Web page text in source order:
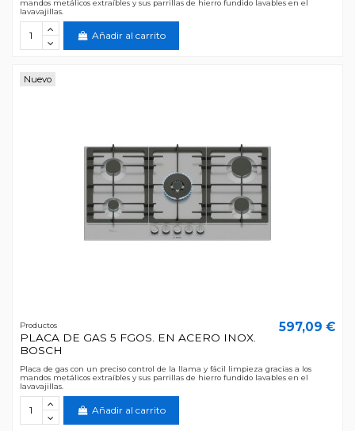
mandos metálicos extraíbles y sus parrillas de hierro fundido lavables en el
lavavajillas.
Añadir al carrito
Nuevo
Productos
PLACA DE GAS 5 FGOS. EN ACERO INOX.
BOSCH
597,09 €
Placa de gas con un preciso control de la llama y fácil limpieza gracias a los
mandos metálicos extraíbles y sus parrillas de hierro fundido lavables en el
lavavajillas.
Añadir al carrito